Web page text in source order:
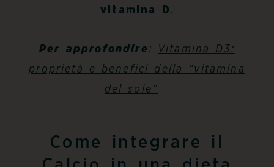
vitamina D .
Per approfondire:
Vitamina D3:
proprietà e benefici della “vitamina
del sole”
Come integrare il